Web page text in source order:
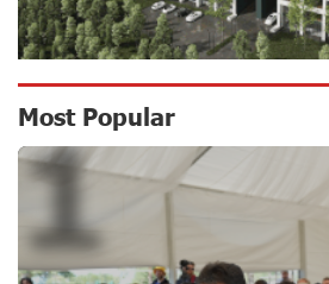
Plant at the Vayk Sports School
New Financial Skills at the
Idram&IDBank
CashIn Services at AraratBank
Most Popular
1